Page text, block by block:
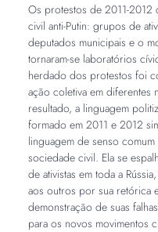
Os protestos de 2011-2012
civil anti-Putin: grupos de
deputados municipais e o
tornaram-se laboratórios
herdado dos protestos foi
ação coletiva em diferentes
resultado, a linguagem
formado em 2011 e 2012
linguagem de senso
sociedade civil. Ela se
de ativistas em toda a
aos outros por sua retórica
demonstração de suas
para os novos movimentos